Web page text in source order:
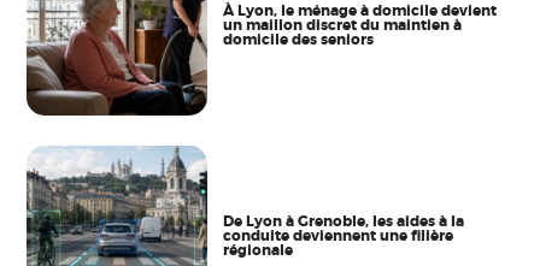
À Lyon, le ménage à domicile devient
un maillon discret du maintien à
domicile des seniors
De Lyon à Grenoble, les aides à la
conduite deviennent une filière
régionale